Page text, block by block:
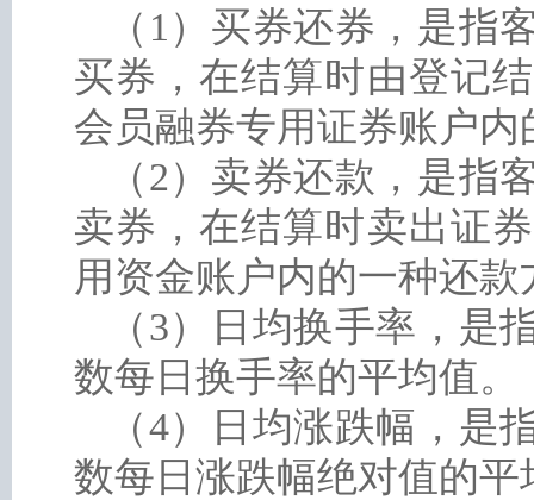
（1）买券还券，是指
买券，在结算时由登记
会员融券专用证券账户
（2）卖券还款，是指
卖券，在结算时卖出证
用资金账户内的一种还款
（3）日均换手率，是
数每日换手率的平均值。
（4）日均涨跌幅，是
数每日涨跌幅绝对值的平